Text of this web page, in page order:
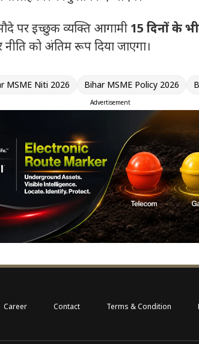
पर इच्छुक व्यक्ति आगामी 15 दिनों के
को अंतिम रूप दिया जाएगा।
MSME Niti 2026 Bihar MSME Policy 2026
Advertisement
Career Contact Terms & Condition